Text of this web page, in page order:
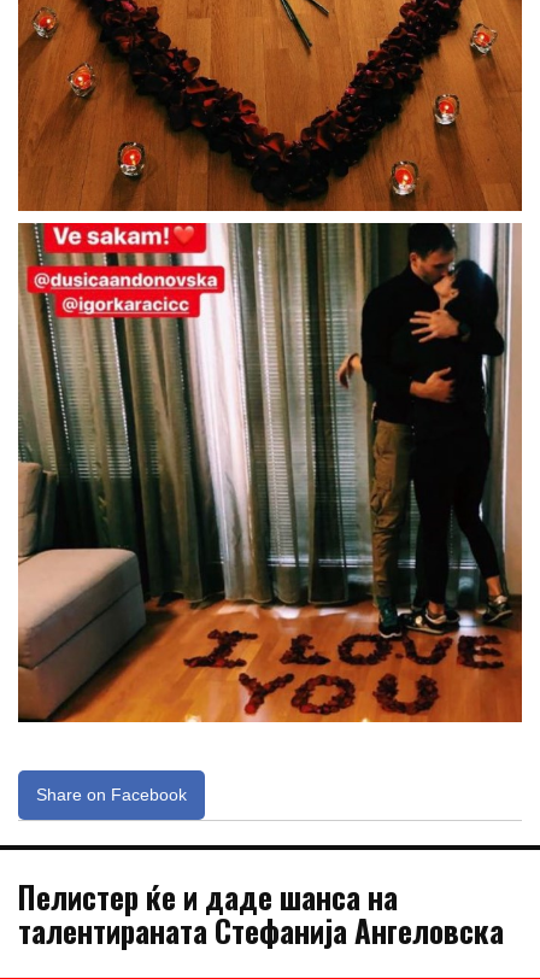
Share on Facebook
Пелистер ќе и даде шанса на
талентираната Стефанија Ангеловска